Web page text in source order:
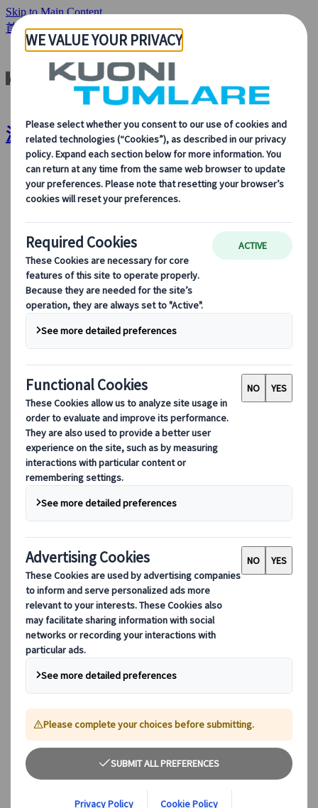
Skip to Main Content
首頁 目的地 波蘭
波蘭 | Kuoni Tumlare
關於我們
關於我們
持續發展、創新和最新旅遊技術的承諾。
查看概覽
了解我們更多
我們的領導團隊
可持續發展
DEIB
夥伴行動應用程式
供應商網頁應用程式
代理網頁應用程式
目的地
探索 Kuoni Tumlare 的全球覆蓋範圍，作為您的本地專
家，提供量身定制的行程，滿足您獨特的旅遊需求。
歐洲最受歡迎的目的地
瑞士
法國
意大利
西班牙
英國
全球最受歡迎的目的地
日本
美國
我們的解決方案
我們的解決方案
探索我們多樣化的解決方案，並認識我們的專業業務單